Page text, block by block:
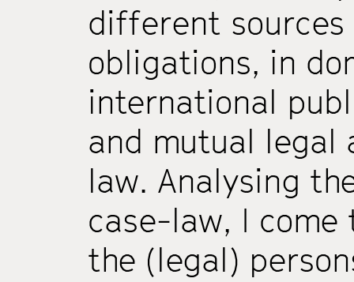
different
obligations, in
international
and mutual legal
law. Analysing
case-law, I
the (legal)